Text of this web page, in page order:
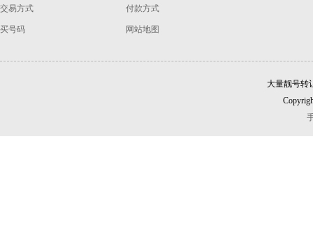
交易方式
买号码
付款方式
网站地图
大量靓号转